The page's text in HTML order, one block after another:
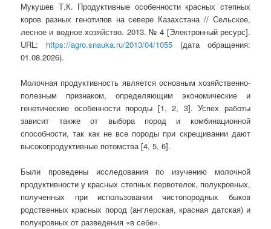
Мукушев Т.К. Продуктивные особенности красных степных
коров разных генотипов на севере Казахстана // Сельское,
лесное и водное хозяйство. 2013. № 4 [Электронный ресурс].
URL: https://agro.snauka.ru/2013/04/1055 (дата обращения:
01.08.2026).
Молочная продуктивность является основным хозяйственно-
полезным признаком, определяющим экономические и
генетические особенности породы [1, 2, 3]. Успех работы
зависит также от выбора пород и комбинационной
способности, так как не все породы при скрещивании дают
высокопродуктивные потомства [4, 5, 6].
Были проведены исследования по изучению молочной
продуктивности у красных степных первотелок, полукровных,
полученных при использовании чистопородных быков
родственных красных пород (англерская, красная датская) и
полукровных от разведения «в себе».